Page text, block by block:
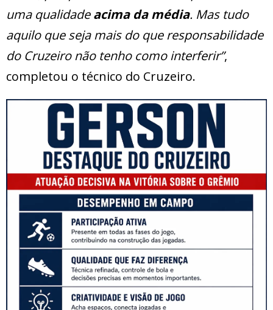
uma qualidadeacima da média. Mas tudo
aquilo que seja mais do que responsabilidade
do Cruzeiro não tenho como interferir”,
completou o técnico do Cruzeiro.